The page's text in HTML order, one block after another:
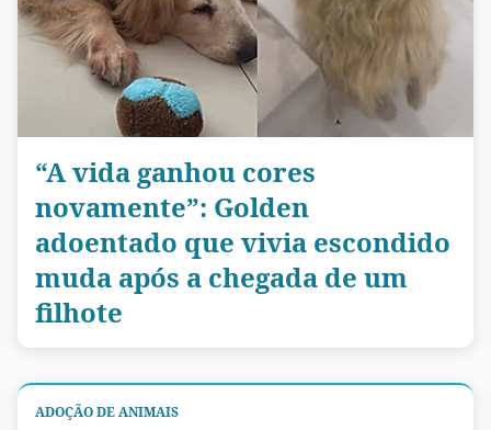
“A vida ganhou cores
novamente”: Golden
adoentado que vivia escondido
muda após a chegada de um
filhote
ADOÇÃO DE ANIMAIS